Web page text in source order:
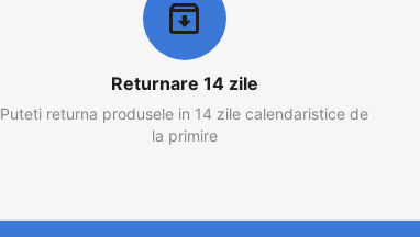
Returnare 14 zile
Puteti returna produsele in 14 zile calendaristice de
la primire